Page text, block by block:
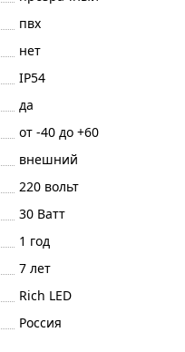
пвх
нет
IP54
да
от -40 до +60
внешний
220 вольт
30 Ватт
1 год
7 лет
Rich LED
Россия